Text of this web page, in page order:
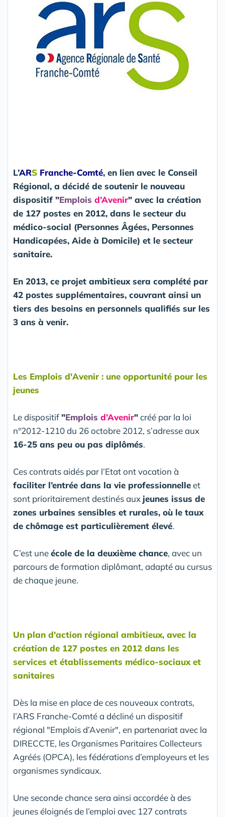
L’ARS Franche-Comté, en lien avec le Conseil
Régional, a décidé de soutenir le nouveau
dispositif "Emplois d’Avenir" avec la création
de 127 postes en 2012, dans le secteur du
médico-social (Personnes Âgées, Personnes
Handicapées, Aide à Domicile) et le secteur
sanitaire.
En 2013, ce projet ambitieux sera complété par
42 postes supplémentaires, couvrant ainsi un
tiers des besoins en personnels qualifiés sur les
3 ans à venir.
Les Emplois d'Avenir : une opportunité pour les
jeunes
Le dispositif"Emplois d’Avenir"créé par la loi
n°2012-1210 du 26 octobre 2012, s’adresse aux
16-25 ans peu ou pas diplômés.
Ces contrats aidés par l’Etat ont vocation à
faciliter l’entrée dans la vie professionnelleet
sont prioritairement destinés aux jeunes issus de
zones urbaines sensibles et rurales, où le taux
de chômage est particulièrement élevé.
C’est uneécole de la deuxième chance, avec un
parcours de formation diplômant, adapté au cursus
de chaque jeune.
Un plan d'action régional ambitieux, avec la
création de 127 postes en 2012 dans les
services et établissements médico-sociaux et
sanitaires
Dès la mise en place de ces nouveaux contrats,
l’ARS Franche-Comté a décliné un dispositif
régional "Emplois d’Avenir", en partenariat avec la
DIRECCTE, les Organismes Paritaires Collecteurs
Agréés (OPCA), les fédérations d’employeurs et les
organismes syndicaux.
Une seconde chance sera ainsi accordée à des
jeunes éloignés de l’emploi avec 127 contrats